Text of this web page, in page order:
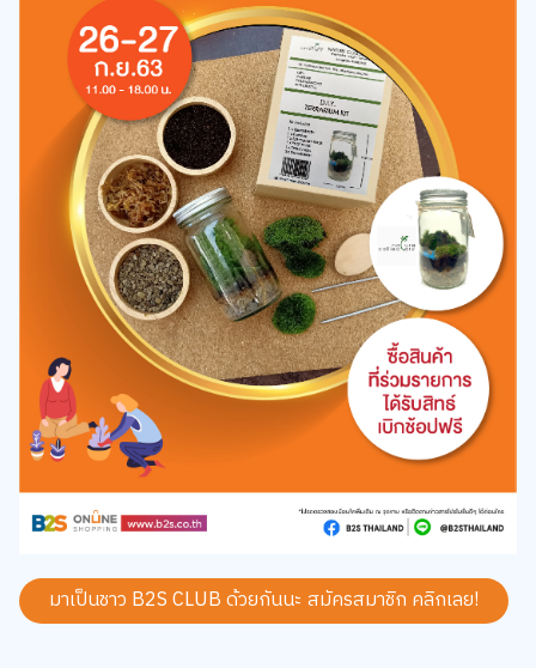
มาเป็นชาว B2S CLUB ด้วยกันนะ สมัครสมาชิก คลิกเลย!